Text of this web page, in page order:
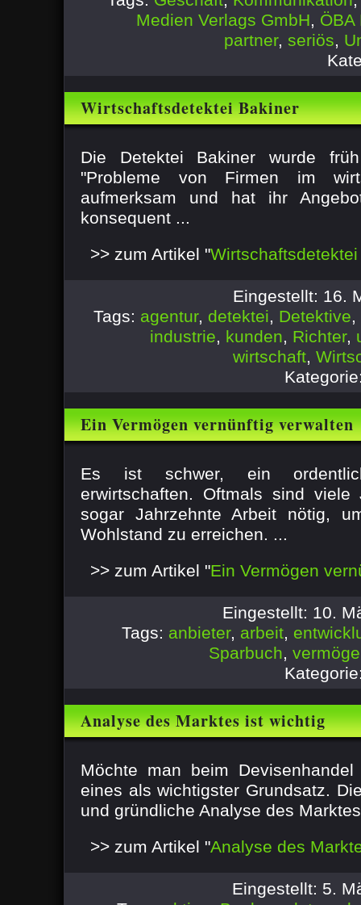
Medien Verlags GmbH, ÖBA
partner, seriös,
Wirtschaftsdetektei Bakiner
Die Detektei Bakiner wurde
"Probleme von Firmen im
aufmerksam und hat ihr
konsequent ...
>> zum Artikel "
Eingestellt: 16.
Tags: agentur, detektei, Detektive,
industrie, kunden, Richter,
wirtschaft,
Ein Vermögen vernünftig verwalten
Es ist schwer, ein
erwirtschaften. Oftmals sind viele
sogar Jahrzehnte Arbeit nötig,
Wohlstand zu erreichen. ...
>> zum Artikel "Ein Vermögen
Eingestellt: 10.
Tags: anbieter, arbeit,
Sparbuch,
Analyse des Marktes ist wichtig
Möchte man beim
eines als wichtigster Grundsatz.
und gründliche Analyse des
>> zum Artikel "Analyse des
Eingestellt: 5.